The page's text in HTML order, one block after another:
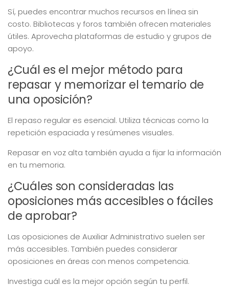
Sí, puedes encontrar muchos recursos en línea sin
costo. Bibliotecas y foros también ofrecen materiales
útiles. Aprovecha plataformas de estudio y grupos de
apoyo.
¿Cuál es el mejor método para
repasar y memorizar el temario de
una oposición?
El repaso regular es esencial. Utiliza técnicas como la
repetición espaciada y resúmenes visuales.
Repasar en voz alta también ayuda a fijar la información
en tu memoria.
¿Cuáles son consideradas las
oposiciones más accesibles o fáciles
de aprobar?
Las oposiciones de Auxiliar Administrativo suelen ser
más accesibles. También puedes considerar
oposiciones en áreas con menos competencia.
Investiga cuál es la mejor opción según tu perfil.